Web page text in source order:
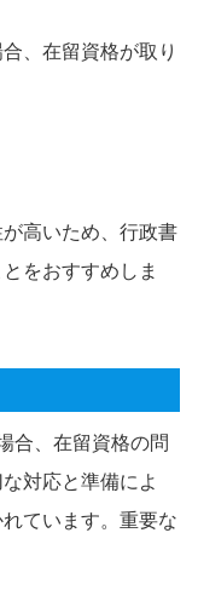
、在留資格が取り
高いため、行政書
をおすすめしま
合、在留資格の問
対応と準備によ
ています。重要な